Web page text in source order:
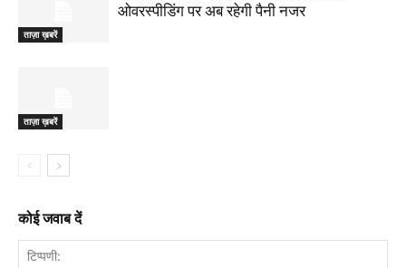
ताज़ा ख़बरें
ओवरस्पीडिंग पर अब रहेगी पैनी नजर
ताज़ा ख़बरें
कोई जवाब दें